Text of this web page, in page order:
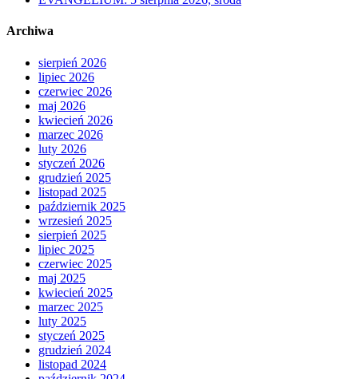
Archiwa
sierpień 2026
lipiec 2026
czerwiec 2026
maj 2026
kwiecień 2026
marzec 2026
luty 2026
styczeń 2026
grudzień 2025
listopad 2025
październik 2025
wrzesień 2025
sierpień 2025
lipiec 2025
czerwiec 2025
maj 2025
kwiecień 2025
marzec 2025
luty 2025
styczeń 2025
grudzień 2024
listopad 2024